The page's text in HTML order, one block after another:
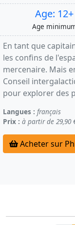
Age: 12+
Age
En tant que
les confins de
mercenaire. Mais
Conseil
pour explorer des
Langues : français
Prix : à partir de 29,90
Acheter sur